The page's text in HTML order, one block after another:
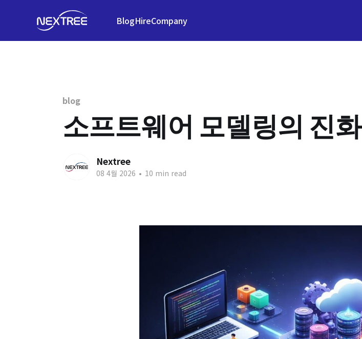
BlogHireCompany
blog
소프트웨어 모델링의 진화
Nextree
08 4월 2026 • 10 min read